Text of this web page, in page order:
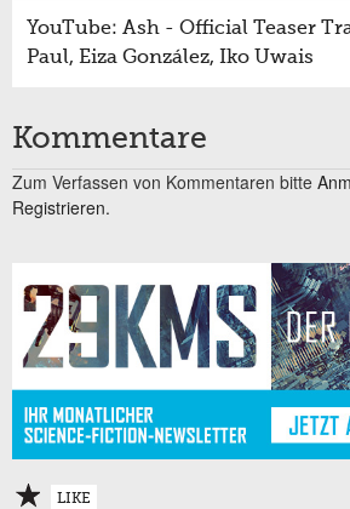
YouTube: Ash - Official Teaser
Paul, Eiza González, Iko Uwais
Kommentare
Zum Verfassen von Kommentaren bitte
Registrieren.
LIKE